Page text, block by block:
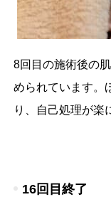
8回目の施術後の
められています。
り、自己処理が楽
16回目終了